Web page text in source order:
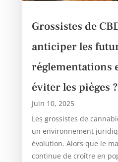
Grossistes de
anticiper les
réglementations
éviter les pièges ?
Juin 10, 2025
Les grossistes de
un environnement
évolution. Alors que le
continue de croître en